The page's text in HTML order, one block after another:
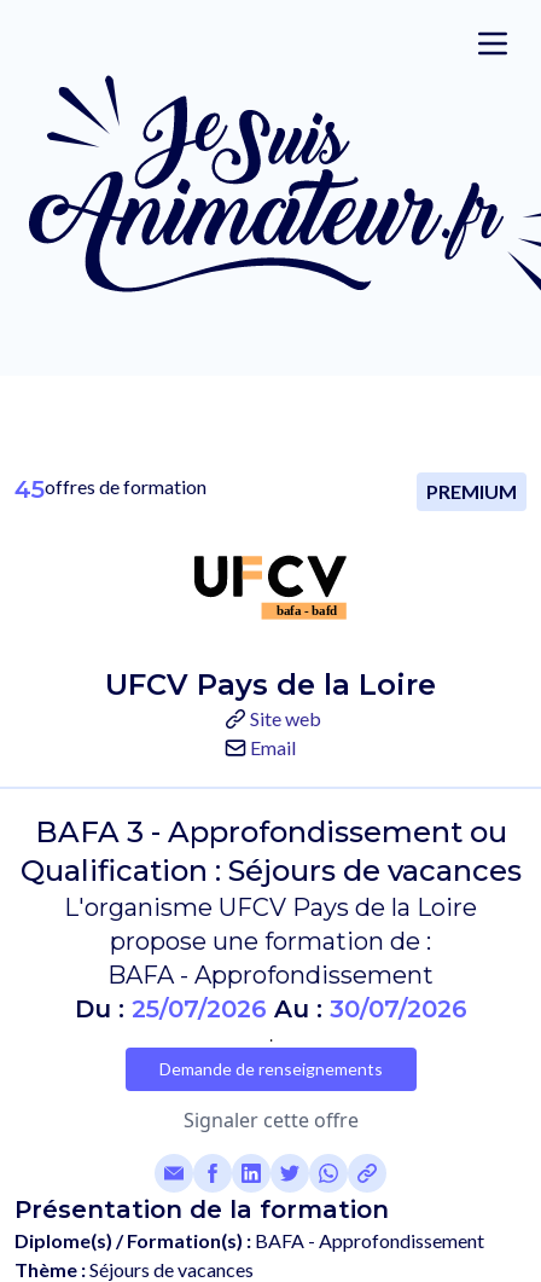
45offres de formation PREMIUM
UFCV Pays de la Loire
Site web
Email
BAFA 3 - Approfondissement ou
Qualification : Séjours de vacances
L'organisme UFCV Pays de la Loire
propose une formation de :
BAFA - Approfondissement
Du : 25/07/2026 Au : 30/07/2026
.
Demande de renseignements
Signaler cette offre
Présentation de la formation
Diplome(s) / Formation(s) : BAFA - Approfondissement
Thème :Séjours de vacances